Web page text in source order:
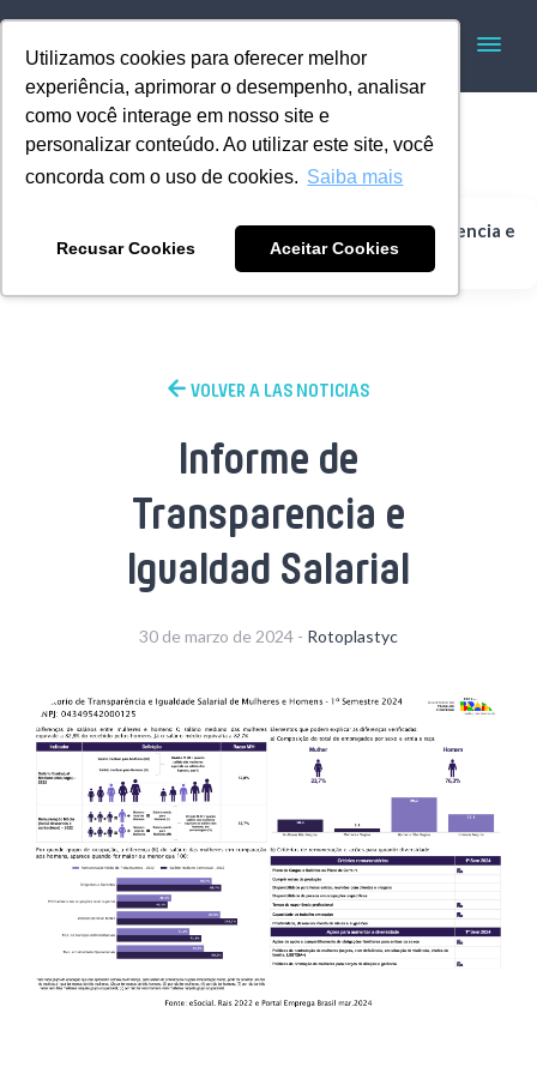
Utilizamos cookies para oferecer melhor
experiência, aprimorar o desempenho, analisar
como você interage em nosso site e
personalizar conteúdo. Ao utilizar este site, você
concorda com o uso de cookies. Saiba mais
Recusar Cookies Aceitar Cookies
Home Rotoplastyc
Informe de Transparencia e
Igualdad Salarial
VOLVER A LAS NOTICIAS
Informe de
Transparencia e
Igualdad Salarial
30 de marzo de 2024 - Rotoplastyc